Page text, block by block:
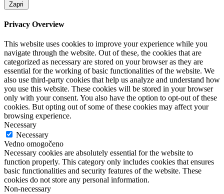
Zapri
Privacy Overview
This website uses cookies to improve your experience while you
navigate through the website. Out of these, the cookies that are
categorized as necessary are stored on your browser as they are
essential for the working of basic functionalities of the website. We
also use third-party cookies that help us analyze and understand how
you use this website. These cookies will be stored in your browser
only with your consent. You also have the option to opt-out of these
cookies. But opting out of some of these cookies may affect your
browsing experience.
Necessary
Necessary
Vedno omogočeno
Necessary cookies are absolutely essential for the website to
function properly. This category only includes cookies that ensures
basic functionalities and security features of the website. These
cookies do not store any personal information.
Non-necessary